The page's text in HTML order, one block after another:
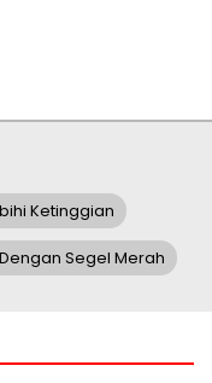
Ketinggian
Segel Merah